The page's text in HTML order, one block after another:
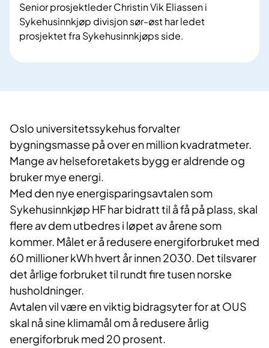
Senior prosjektleder Christin Vik Eliassen i
Sykehusinnkjøp divisjon sør-øst har ledet
prosjektet fra Sykehusinnkjøps side.
Oslo universitetssykehus forvalter
bygningsmasse på over en million kvadratmeter.
Mange av helseforetakets bygg er aldrende og
bruker mye energi.
Med den nye energisparingsavtalen som
Sykehusinnkjøp HF har bidratt til å få på plass, skal
flere av dem utbedres i løpet av årene som
kommer. Målet er å redusere energiforbruket med
60 millioner kWh hvert år innen 2030. Det tilsvarer
det årlige forbruket til rundt fire tusen norske
husholdninger.
Avtalen vil være en viktig bidragsyter for at OUS
skal nå sine klimamål om å redusere årlig
energiforbruk med 20 prosent.